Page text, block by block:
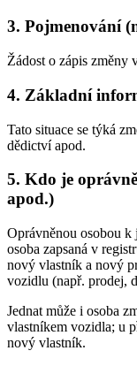
3. Pojmenování
Žádost o zápis změny
4. Základní
Tato situace se týká
dědictví apod.
5. Kdo je
apod.)
Oprávněnou osobou k
osoba zapsaná v
nový vlastník a nový
vozidlu (např. prodej,
Jednat může i osoba
vlastníkem vozidla; u
nový vlastník.